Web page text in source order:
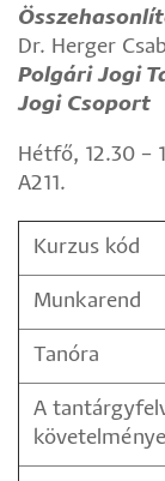
Dr. Herger
Polgári Jogi
Jogi Csoport
Hétfő, 12.30 –
A211.
Kurzus kód
Munkarend
Tanóra
A
követelménye